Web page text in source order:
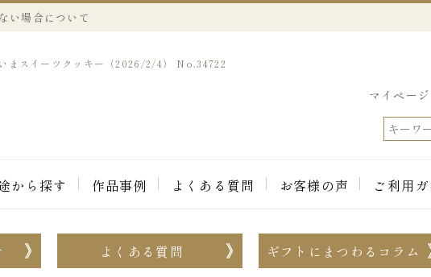
い場合について
まスイーツクッキー（2026/2/4） No.34722
マイページ
から探す 作品事例 よくある質問 お客様の声 ご利用
よくある質問 ギフトにまつわるコラム